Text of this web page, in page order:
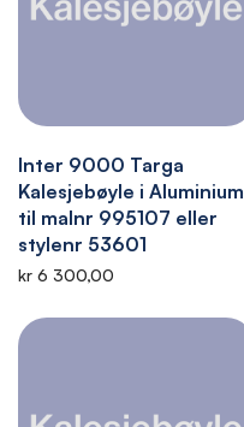
Inter 9000 Targa
Kalesjebøyle i Aluminium
til malnr 995107 eller
stylenr 53601
kr 6 300,00